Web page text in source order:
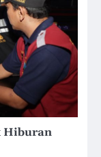
Hiburan